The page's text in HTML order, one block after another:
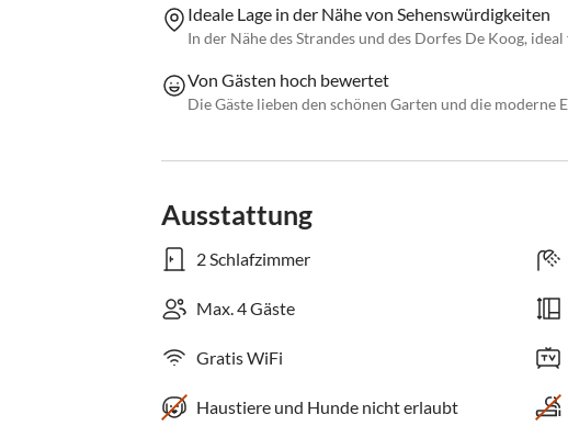
Ideale Lage in der Nähe von Sehenswürdigkeiten
In der Nähe des Strandes und des Dorfes De Koog,
Von Gästen hoch bewertet
Die Gäste lieben den schönen Garten und die moderne
Ausstattung
2 Schlafzimmer
Max. 4 Gäste
Gratis WiFi
Haustiere und Hunde nicht erlaubt